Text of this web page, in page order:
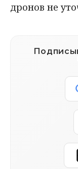
дронов не